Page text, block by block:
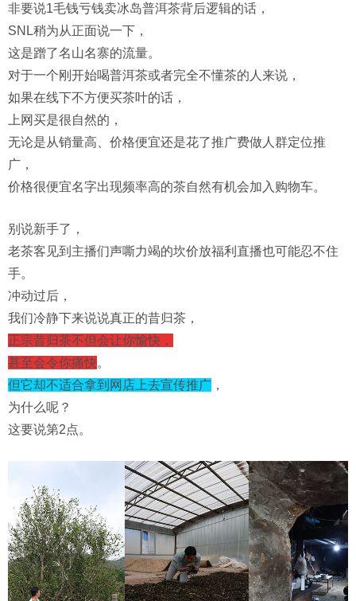
非要说1毛钱亏钱卖冰岛普洱茶背后逻辑的话，
SNL稍为从正面说一下，
这是蹭了名山名寨的流量。
对于一个刚开始喝普洱茶或者完全不懂茶的人来说，
如果在线下不方便买茶叶的话，
上网买是很自然的，
无论是从销量高、价格便宜还是花了推广费做人群定位推
广，
价格很便宜名字出现频率高的茶自然有机会加入购物车。
别说新手了，
老茶客见到主播们声嘶力竭的坎价放福利直播也可能忍不住
手。
冲动过后，
我们冷静下来说说真正的昔归茶 ，
正宗昔归茶不但会让你愉快，
甚至会令你痛快。
但它却不适合拿到网店上去宣传推广 ，
为什么呢？
这要说第2点。